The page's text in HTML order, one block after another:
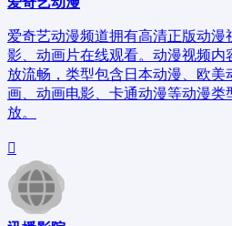
爱奇艺动漫频道拥有高清正版动
影、动画片在线观看。动漫视频内
放流畅，类型包含日本动漫、欧美
画、动画电影、卡通动漫等动漫类
放。